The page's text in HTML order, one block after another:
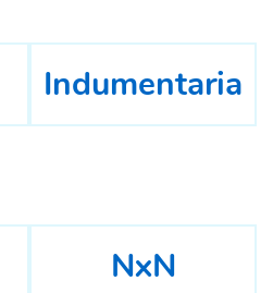
Indumentaria
NxN